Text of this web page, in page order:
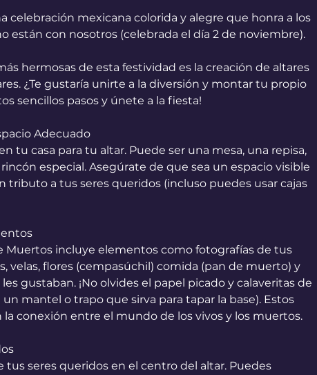
celebración mexicana colorida y alegre que honra a los
están con nosotros (celebrada el día 2 de noviembre).
hermosas de esta festividad es la creación de altares
¿Te gustaría unirte a la diversión y montar tu propio
sencillos pasos y únete a la fiesta!
Adecuado
tu casa para tu altar. Puede ser una mesa, una repisa,
especial. Asegúrate de que sea un espacio visible
tributo a tus seres queridos (incluso puedes usar cajas
Muertos incluye elementos como fotografías de tus
velas, flores (cempasúchil) comida (pan de muerto) y
gustaban. ¡No olvides el papel picado y calaveritas de
mantel o trapo que sirva para tapar la base). Estos
conexión entre el mundo de los vivos y los muertos.
tus seres queridos en el centro del altar. Puedes